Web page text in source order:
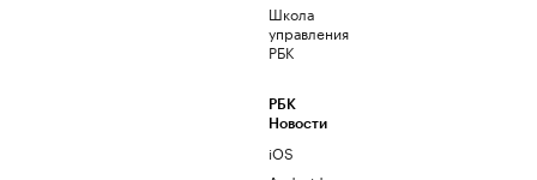
Школа
управления
РБК
РБК
Новости
iOS